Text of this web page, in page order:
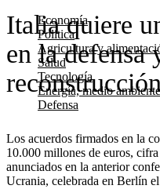
Economía
Política
Agricultura y
Salud
Tecnología
Energía, medio
Defensa
Italia quiere
en la defensa
Los acuerdos firmados en la
10.000 millones de euros,
anunciados en la anterior
Ucrania, celebrada en Berlín